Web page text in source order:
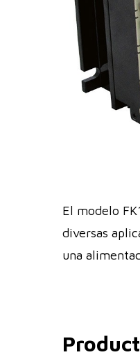
El modelo
diversas
una